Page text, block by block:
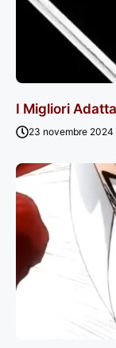
I Migliori
23 novembre 2024